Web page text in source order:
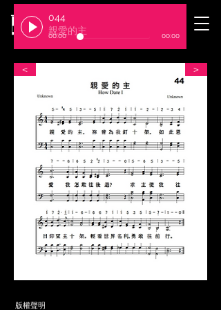
​臺北基督徒聚會處
044
親愛的主
00:00 00:00
＜ ＞
​版權聲明